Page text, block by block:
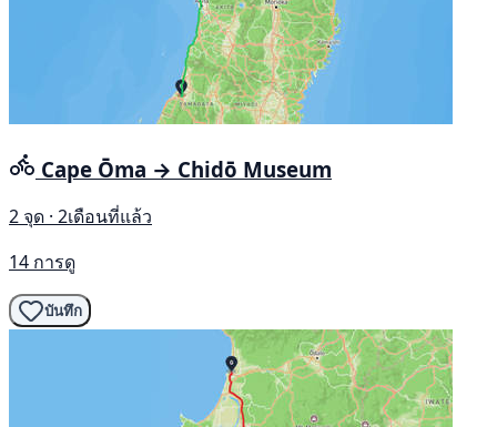
Cape Ōma → Chidō Museum
2 จุด · 2เดือนที่แล้ว
14 การดู
บันทึก